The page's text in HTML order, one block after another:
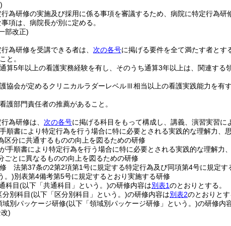
為研修の実施及び採用に係る事項を審議するため、病院に特定行為研
項は、病院長が別に定める。
部改正)
為研修を受講できる者は、 次の各号に掲げる要件を全て満たす者とす
と。
算5年以上の看護実務経験を有し、そのうち通算3年以上は、関連す
協会が定めるクリニカルラダーレベルⅢ相当以上の看護実践能力を有
護部門責任者の推薦があること。
為研修は、 次の各号に掲げる科目をもって構成し、講義、演習実習に
書により特定行為を行う場合に特に必要とされる実践的な理解力、
区分に共通するものの向上を図るための研修
手順書により特定行為を行う場合に特に必要とされる実践的な理解力
ごとに異なるものの向上を図るための研修
法第37条の2第2項第1号に規定する特定行為及び同項第4号に規定す
。)別表第4備考第5号に規定するとおり実施する研修
科目(以下「共通科目」という。)の研修内容は別表1のとおりとする。
分別科目(以下「区分別科目」という。)の研修内容は別表2のとおりとす
域別パッケージ研修(以下「領域別パッケージ研修」という。)の研修内
)